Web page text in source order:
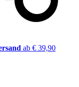
ab € 39,90